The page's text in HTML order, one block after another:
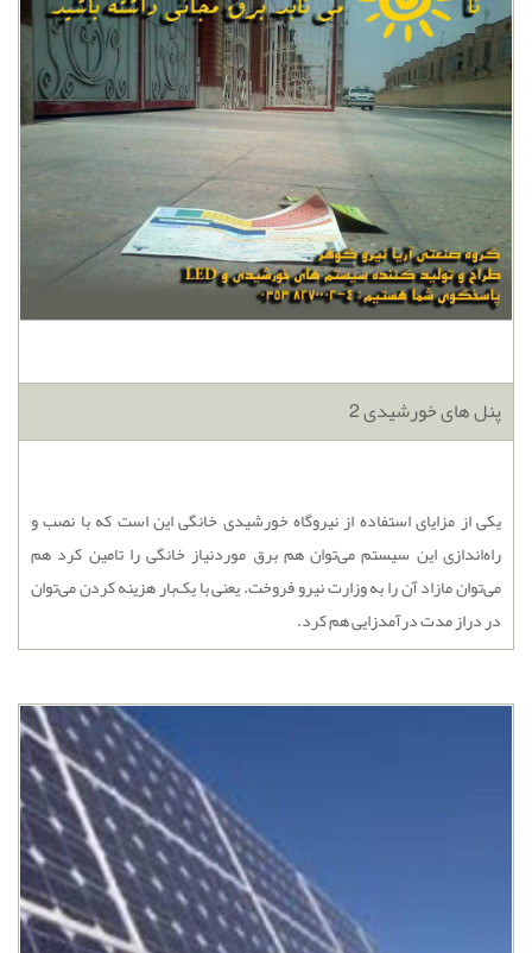
پنل های خورشیدی 2
یکی از مزایای استفاده از نیروگاه خورشیدی خانگی این است که با نصب و
راه‌اندازی این سیستم می‌توان هم برق موردنیاز خانگی را تامین کرد هم
می‌توان مازاد آن را به وزارت نیرو فروخت. یعنی با یک‌بار هزینه کردن می‌توان
در دراز مدت درآمدزایی هم کرد.